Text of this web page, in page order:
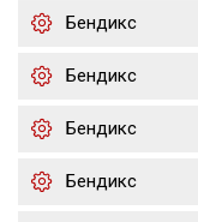
Бендикс
Бендикс
Бендикс
Бендикс